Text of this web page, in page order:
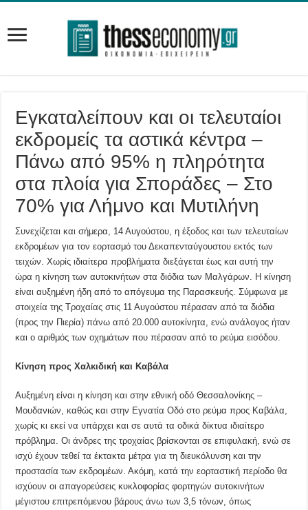
Εγκαταλείπουν και οι τελευταίοι
εκδρομείς τα αστικά κέντρα –
Πάνω από 95% η πληρότητα
στα πλοία για Σποράδες – Στο
70% για Λήμνο και Μυτιλήνη
Συνεχίζεται και σήμερα, 14 Αυγούστου, η έξοδος και των τελευταίων
εκδρομέων για τον εορτασμό του Δεκαπενταύγουστου εκτός των
τειχών. Χωρίς ιδιαίτερα προβλήματα διεξάγεται έως και αυτή την
ώρα η κίνηση των αυτοκινήτων στα διόδια των Μαλγάρων. Η κίνηση
είναι αυξημένη ήδη από το απόγευμα της Παρασκευής. Σύμφωνα με
στοιχεία της Τροχαίας στις 11 Αυγούστου πέρασαν από τα διόδια
(προς την Πιερία) πάνω από 20.000 αυτοκίνητα, ενώ ανάλογος ήταν
και ο αριθμός των οχημάτων που πέρασαν από το ρεύμα εισόδου.
Κίνηση προς Χαλκιδική και Καβάλα
Αυξημένη είναι η κίνηση και στην εθνική οδό Θεσσαλονίκης –
Μουδανιών, καθώς και στην Εγνατία Οδό στο ρεύμα προς Καβάλα,
χωρίς κι εκεί να υπάρχει και σε αυτά τα οδικά δίκτυα ιδιαίτερο
πρόβλημα. Οι άνδρες της τροχαίας βρίσκονται σε επιφυλακή, ενώ σε
ισχύ έχουν τεθεί τα έκτακτα μέτρα για τη διευκόλυνση και την
προστασία των εκδρομέων. Ακόμη, κατά την εορταστική περίοδο θα
ισχύουν οι απαγορεύσεις κυκλοφορίας φορτηγών αυτοκινήτων
μέγιστου επιτρεπόμενου βάρους άνω των 3,5 τόνων, όπως